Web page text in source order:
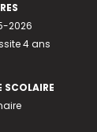
2026
4 ans
SCOLAIRE